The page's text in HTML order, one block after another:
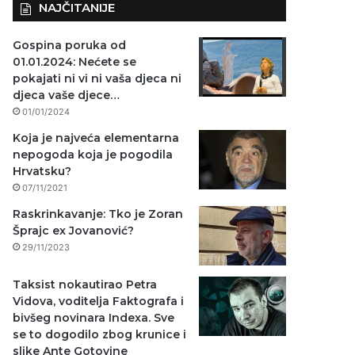
NAJČITANIJE
Gospina poruka od
01.01.2024: Nećete se
pokajati ni vi ni vaša djeca ni
djeca vaše djece…
01/01/2024
Koja je najveća elementarna
nepogoda koja je pogodila
Hrvatsku?
07/11/2021
Raskrinkavanje: Tko je Zoran
Šprajc ex Jovanović?
29/11/2023
Taksist nokautirao Petra
Vidova, voditelja Faktografa i
bivšeg novinara Indexa. Sve
se to dogodilo zbog krunice i
slike Ante Gotovine